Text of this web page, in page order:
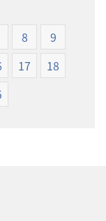
新
界
譯
譯
8
9
17
18